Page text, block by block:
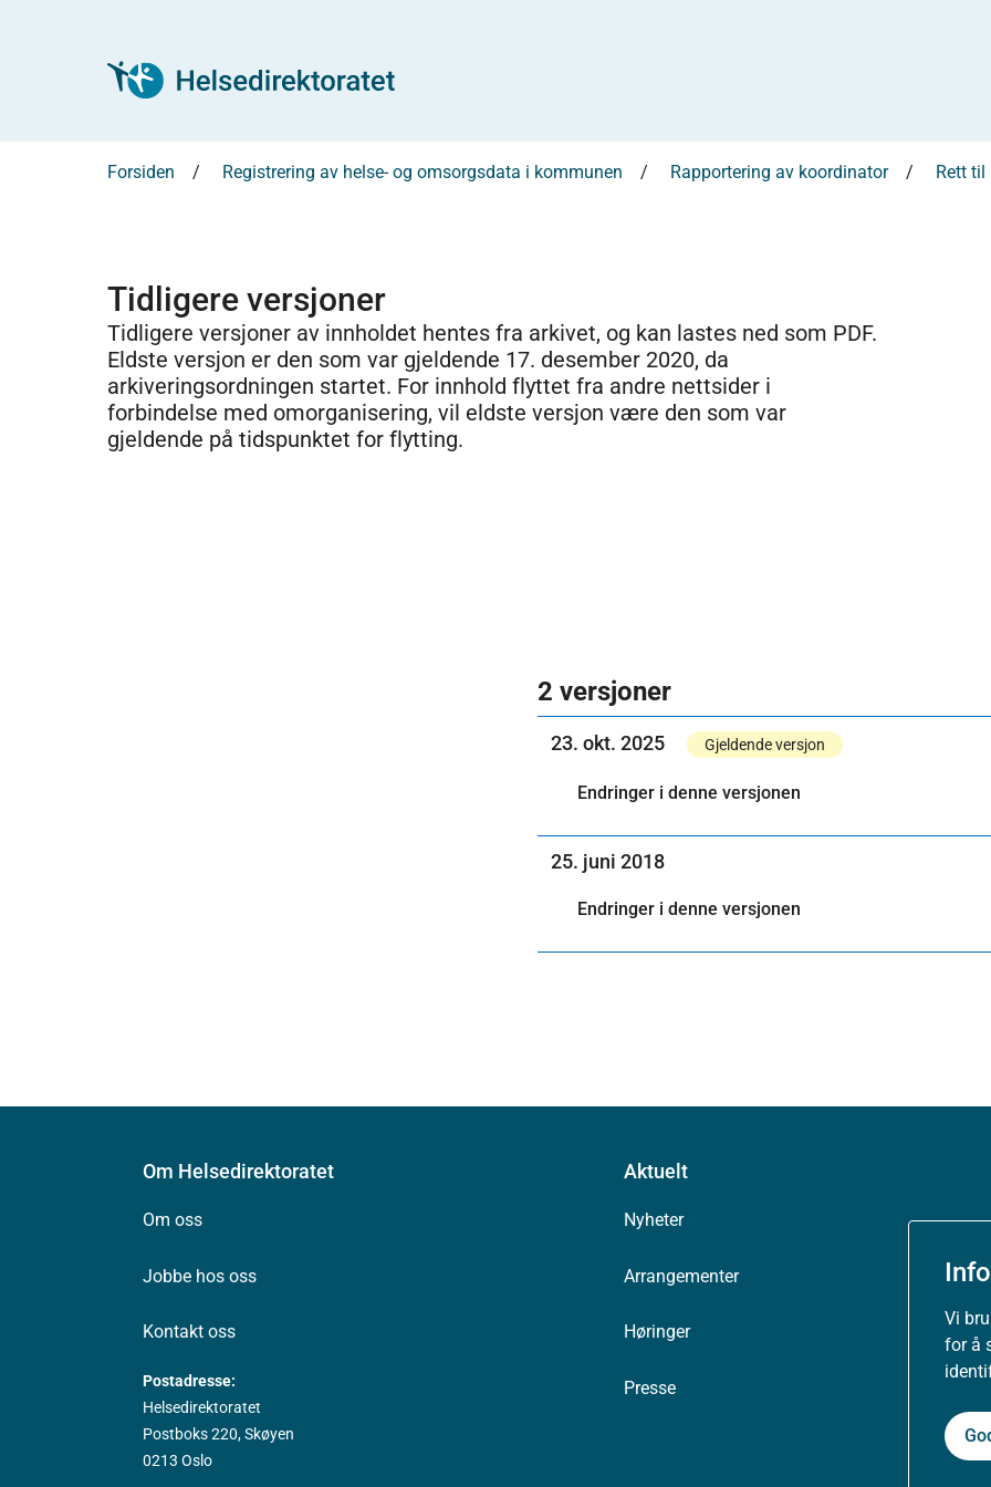
Vi
for å
Forsiden Registrering av helse- og omsorgsdata i kommunen Rapportering av koordinator Rett til
Tidligere versjoner
Tidligere versjoner av innholdet hentes fra arkivet, og kan lastes ned som PDF.
Eldste versjon er den som var gjeldende 17. desember 2020, da
arkiveringsordningen startet. For innhold flyttet fra andre nettsider i
forbindelse med omorganisering, vil eldste versjon være den som var
gjeldende på tidspunktet for flytting.
2 versjoner
23. okt. 2025 Gjeldende versjon
Endringer i denne versjonen
25. juni 2018
Endringer i denne versjonen
Om Helsedirektoratet
Om oss
Jobbe hos oss
Kontakt oss
Postadresse:
Helsedirektoratet
Postboks 220, Skøyen
0213 Oslo
Aktuelt
Nyheter
Arrangementer
Høringer
Presse